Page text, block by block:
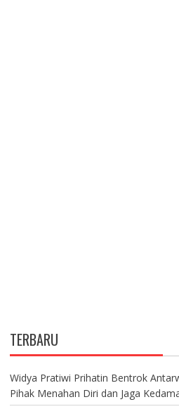
TERBARU
Widya Pratiwi Prihatin Bentrok
Pihak Menahan Diri dan Jaga